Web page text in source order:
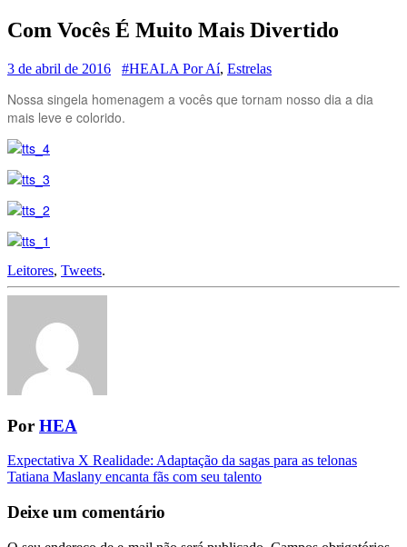
Com Vocês É Muito Mais Divertido
3 de abril de 2016 #HEALA Por Aí, Estrelas
Nossa singela homenagem a vocês que tornam nosso dia a dia
mais leve e colorido.
Leitores, Tweets.
Por HEA
Navegação
da
Postagem
Expectativa X Realidade: Adaptação da sagas para as telonas
Tatiana Maslany encanta fãs com seu talento
Deixe um comentário